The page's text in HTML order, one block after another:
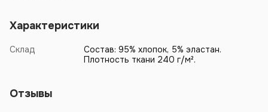
Характеристики
Склад
Состав: 95% хлопок, 5% эластан.
Плотность ткани 240 г/м².
Отзывы